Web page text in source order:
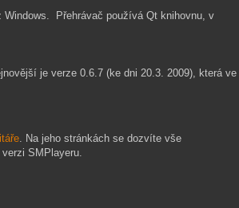
Přehrávač používá Qt knihovnu, v
je verze 0.6.7 (ke dni 20.3. 2009), která ve
. Na jeho stránkách se dozvíte vše
verzi SMPlayeru.